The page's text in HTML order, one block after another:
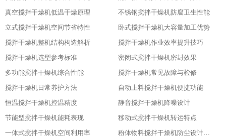
真空搅拌干燥机低温干燥原理
不锈钢搅拌干燥机防腐卫生性能
立式搅拌干燥机空间节省特性
卧式搅拌干燥机大容量加工优势
搅拌干燥机整机结构构造解析
搅拌干燥机作业效率提升技巧
搅拌干燥机选型参考标准
密闭式搅拌干燥机密封效果
多功能搅拌干燥机综合性能
搅拌干燥机常见故障与检修
搅拌干燥机日常养护方法
自动上料搅拌干燥机便捷功能
恒温搅拌干燥机控温精度
静音搅拌干燥机降噪设计
节能型搅拌干燥机能耗表现
移动式搅拌干燥机转运特点
一体式搅拌干燥机空间利用率
粉体物料搅拌干燥机防尘设计粉体物料搅拌干燥机防尘设计